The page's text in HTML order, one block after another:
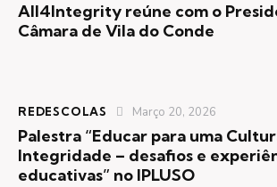
All4Integrity reúne com o
Câmara de Vila do Conde
REDESCOLAS Março 20, 2026
Palestra “Educar para uma
Integridade – desafios e
educativas” no IPLUSO